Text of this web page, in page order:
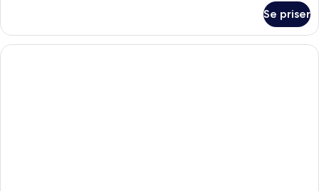
balkong
(Uncover
Double)
Se priser